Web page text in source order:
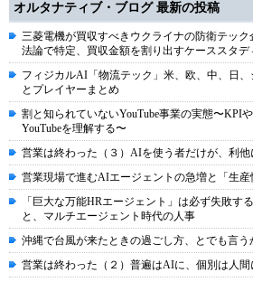
オルタナティブ・ブログ 最新の投稿
三菱電機が買収すべきウクライナの防衛テッ
法論で特定、買収金額を割り出すケーススタデ
フィジカルAI「物流テック」米、欧、中、日
とプレイヤーまとめ
割と知られていないYouTube事業の実態〜KPI
YouTubeを理解する〜
営業は終わった（３）AIを使う者だけが、利他
営業現場で進むAIエージェントの急増と「生
「巨大な万能HRエージェント」は必ず失敗す
と、マルチエージェント時代の人事
沖縄で台風が来たときの過ごし方、とでも言う
営業は終わった（２）普遍はAIに、個別は人間